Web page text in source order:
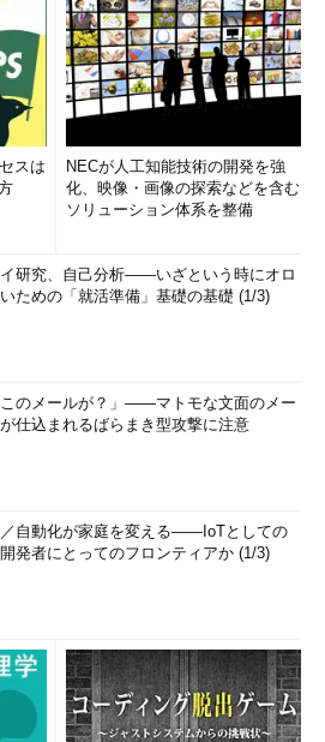
のは難しい――例えば、あるグループに
いて、そのグループに所属するあるユ
たとする。しかしポリシーの「巻き戻
うな処理は行われず、グループに対す
設定されたレジストリは、何らかの手
続ける（このような効果はtattoo
以下のキーに書き込
別なアクセス権の設定されている
リシーを設定する場合、各ユーザー
できてしまう。
ートが充実しているとはいえない。
デスクトップ中心の設定にとどまり、
ンポーネントがシステム・ポリシーに
シー・テンプレートの自作が比較的容
レートの不足は利便性を損なう。
うなツール類が不足している。利用
があるため、システム・ポリシーだけ
スは
NECが人工知能技術の開発を強
化、映像・画像の探索などを含む
ソリューション体系を整備
研究、自己分析――いざという時にオロ
ための「就活準備」基礎の基礎 (1/3)
このメールが？」――マトモな文面のメー
仕込まれるばらまき型攻撃に注意
／自動化が家庭を変える――IoTとしての
開発者にとってのフロンティアか (1/3)